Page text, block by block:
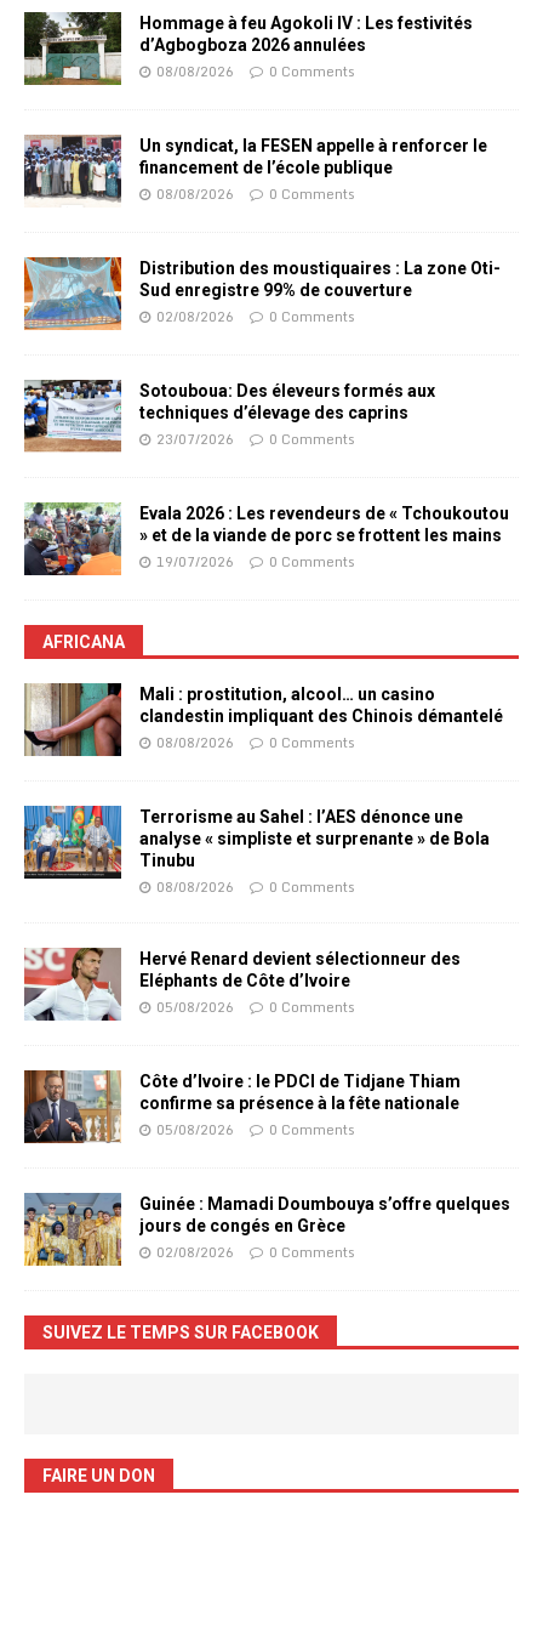
Hommage à feu Agokoli IV : Les festivités
d’Agbogboza 2026 annulées
08/08/2026 0 Comments
Un syndicat, la FESEN appelle à renforcer le
financement de l’école publique
08/08/2026 0 Comments
Distribution des moustiquaires : La zone Oti-
Sud enregistre 99% de couverture
02/08/2026 0 Comments
Sotouboua: Des éleveurs formés aux
techniques d’élevage des caprins
23/07/2026 0 Comments
Evala 2026 : Les revendeurs de « Tchoukoutou
» et de la viande de porc se frottent les mains
19/07/2026 0 Comments
AFRICANA
Mali : prostitution, alcool… un casino
clandestin impliquant des Chinois démantelé
08/08/2026 0 Comments
Terrorisme au Sahel : l’AES dénonce une
analyse « simpliste et surprenante » de Bola
Tinubu
08/08/2026 0 Comments
Hervé Renard devient sélectionneur des
Eléphants de Côte d’Ivoire
05/08/2026 0 Comments
Côte d’Ivoire : le PDCI de Tidjane Thiam
confirme sa présence à la fête nationale
05/08/2026 0 Comments
Guinée : Mamadi Doumbouya s’offre quelques
jours de congés en Grèce
02/08/2026 0 Comments
SUIVEZ LE TEMPS SUR FACEBOOK
FAIRE UN DON